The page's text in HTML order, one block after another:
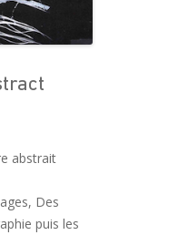
abstrait
Des
puis les